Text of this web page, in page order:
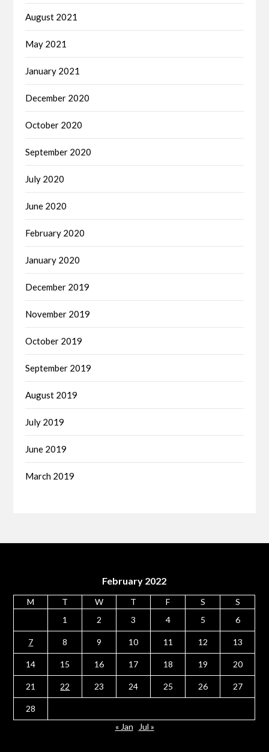
August 2021
May 2021
January 2021
December 2020
October 2020
September 2020
July 2020
June 2020
February 2020
January 2020
December 2019
November 2019
October 2019
September 2019
August 2019
July 2019
June 2019
March 2019
February 2022
M T W T F S
S
1
2 3 4 5 6
7 8 9 10 11 12 13
14 15 16 17 18 19 20
21 22 23 24 25 26 27
28
« Jan
Jul »